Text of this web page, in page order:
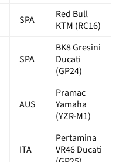
SPA
Red Bull
KTM (RC16)
SPA
BK8 Gresini
Ducati
(GP24)
AUS
Pramac
Yamaha
(YZR-M1)
ITA
Pertamina
VR46 Ducati